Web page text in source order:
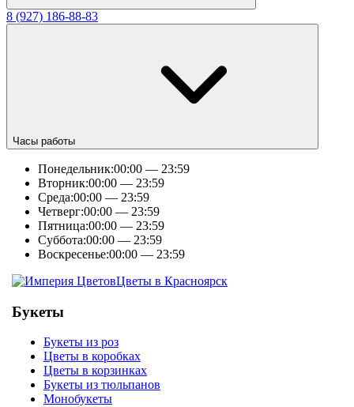
8 (927) 186-88-83
Часы работы
Понедельник:00:00 — 23:59
Вторник:00:00 — 23:59
Среда:00:00 — 23:59
Четверг:00:00 — 23:59
Пятница:00:00 — 23:59
Суббота:00:00 — 23:59
Воскресенье:00:00 — 23:59
Цветы в Красноярск
Букеты
Букеты из роз
Цветы в коробках
Цветы в корзинках
Букеты из тюльпанов
Монобукеты